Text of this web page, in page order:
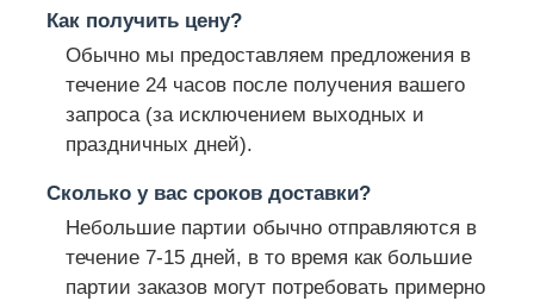
Как получить цену?
Обычно мы предоставляем предложения в
течение 24 часов после получения вашего
запроса (за исключением выходных и
праздничных дней).
Сколько у вас сроков доставки?
Небольшие партии обычно отправляются в
течение 7-15 дней, в то время как большие
партии заказов могут потребовать примерно